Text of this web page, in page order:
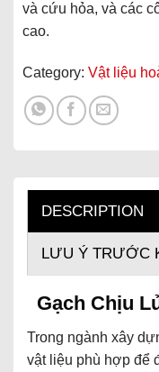
và cứu hỏa, và các
cao.
Category: Vật liệu
DESCRIPTION
LƯU Ý TRƯỚC
Gạch Chịu
Trong ngành xây
vật liệu phù hợp để